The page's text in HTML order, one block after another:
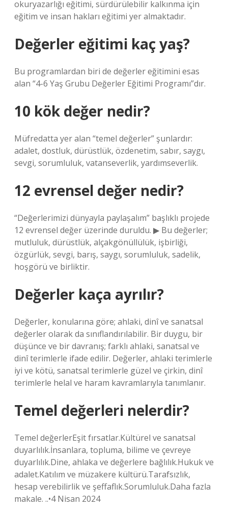
okuryazarlığı eğitimi, sürdürülebilir kalkınma için
eğitim ve insan hakları eğitimi yer almaktadır.
Değerler eğitimi kaç yaş?
Bu programlardan biri de değerler eğitimini esas
alan “4-6 Yaş Grubu Değerler Eğitimi Programı”dır.
10 kök değer nedir?
Müfredatta yer alan “temel değerler” şunlardır:
adalet, dostluk, dürüstlük, özdenetim, sabır, saygı,
sevgi, sorumluluk, vatanseverlik, yardımseverlik.
12 evrensel değer nedir?
“Değerlerimizi dünyayla paylaşalım” başlıklı projede
12 evrensel değer üzerinde duruldu. ▶ Bu değerler;
mutluluk, dürüstlük, alçakgönüllülük, işbirliği,
özgürlük, sevgi, barış, saygı, sorumluluk, sadelik,
hoşgörü ve birliktir.
Değerler kaça ayrılır?
Değerler, konularına göre; ahlaki, dinî ve sanatsal
değerler olarak da sınıflandırılabilir. Bir duygu, bir
düşünce ve bir davranış; farklı ahlaki, sanatsal ve
dinî terimlerle ifade edilir. Değerler, ahlaki terimlerle
iyi ve kötü, sanatsal terimlerle güzel ve çirkin, dinî
terimlerle helal ve haram kavramlarıyla tanımlanır.
Temel değerleri nelerdir?
Temel değerlerEşit fırsatlar.Kültürel ve sanatsal
duyarlılık.İnsanlara, topluma, bilime ve çevreye
duyarlılık.Dine, ahlaka ve değerlere bağlılık.Hukuk ve
adalet.Katılım ve müzakere kültürü.Tarafsızlık,
hesap verebilirlik ve şeffaflık.Sorumluluk.Daha fazla
makale. ..•4 Nisan 2024